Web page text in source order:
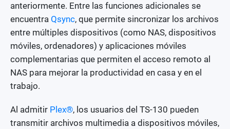
anteriormente. Entre las funciones adicionales se
encuentra Qsync, que permite sincronizar los archivos
entre múltiples dispositivos (como NAS, dispositivos
móviles, ordenadores) y aplicaciones móviles
complementarias que permiten el acceso remoto al
NAS para mejorar la productividad en casa y en el
trabajo.
Al admitir Plex®, los usuarios del TS-130 pueden
transmitir archivos multimedia a dispositivos móviles,